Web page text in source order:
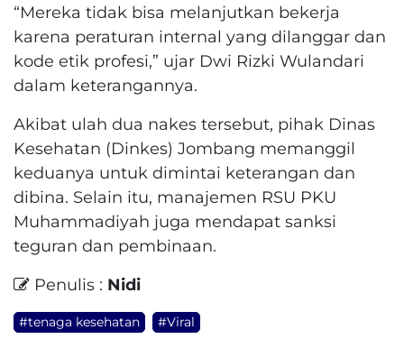
“Mereka tidak bisa melanjutkan bekerja
karena peraturan internal yang dilanggar dan
kode etik profesi,” ujar Dwi Rizki Wulandari
dalam keterangannya.
Akibat ulah dua nakes tersebut, pihak Dinas
Kesehatan (Dinkes) Jombang memanggil
keduanya untuk dimintai keterangan dan
dibina. Selain itu, manajemen RSU PKU
Muhammadiyah juga mendapat sanksi
teguran dan pembinaan.
Penulis : Nidi
#tenaga kesehatan #Viral